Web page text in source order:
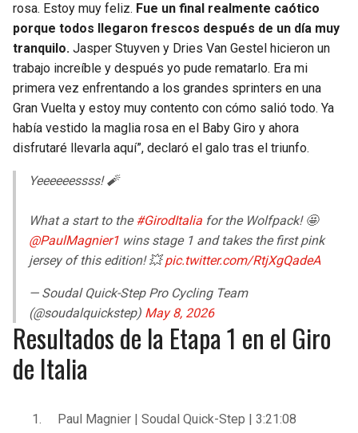
rosa. Estoy muy feliz. Fue un final realmente caótico
porque todos llegaron frescos después de un día muy
tranquilo. Jasper Stuyven y Dries Van Gestel hicieron un
trabajo increíble y después yo pude rematarlo. Era mi
primera vez enfrentando a los grandes sprinters en una
Gran Vuelta y estoy muy contento con cómo salió todo. Ya
había vestido la maglia rosa en el Baby Giro y ahora
disfrutaré llevarla aquí”, declaró el galo tras el triunfo.
Yeeeeeessss! 🧨
What a start to the#GirodItalia for the Wolfpack! 🤩
@PaulMagnier1 wins stage 1 and takes the first pink
jersey of this edition! 💥pic.twitter.com/RtjXgQadeA
— Soudal Quick-Step Pro Cycling Team
(@soudalquickstep) May 8, 2026
Resultados de la Etapa 1 en el Giro
de Italia
Paul Magnier | Soudal Quick-Step | 3:21:08